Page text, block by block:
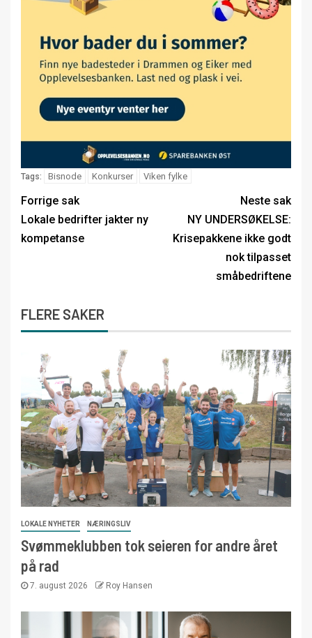
Tags: Bisnode Konkurser Viken fylke
Forrige sak
Lokale bedrifter jakter ny
kompetanse
Neste sak
NY UNDERSØKELSE:
Krisepakkene ikke godt
nok tilpasset
småbedriftene
FLERE SAKER
LOKALE NYHETER NÆRINGSLIV
Svømmeklubben tok seieren for andre året
på rad
7. august 2026 Roy Hansen